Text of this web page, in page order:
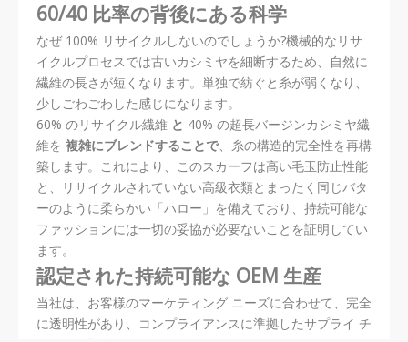
60/40 比率の背後にある科学
なぜ 100% リサイクルしないのでしょうか?機械的なリサ
イクルプロセスでは古いカシミヤを細断するため、自然に
繊維の長さが短くなります。単独で紡ぐと糸が弱くなり、
少しごわごわした感じになります。
60% のリサイクル繊維 と 40% の超長バージンカシミヤ繊
維を 複雑にブレンドすることで、糸の構造的完全性を再構
築します。これにより、このスカーフは高い毛玉防止性能
と、リサイクルされていない高級衣類とまったく同じバタ
ーのように柔らかい「ハロー」を備えており、持続可能な
ファッションには一切の妥協が必要ないことを証明してい
ます。
認定された持続可能な OEM 生産
当社は、お客様のマーケティング ニーズに合わせて、完全
に透明性があり、コンプライアンスに準拠したサプライ チ